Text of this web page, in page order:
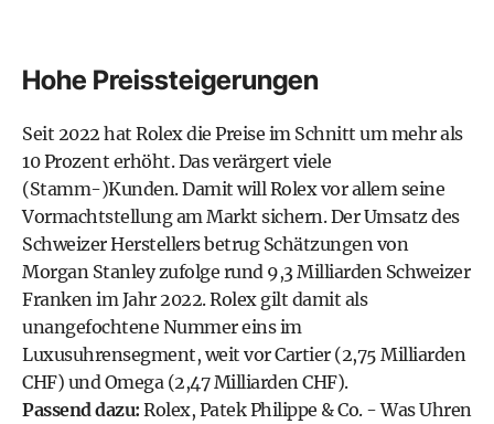
Hohe Preissteigerungen
Seit 2022 hat Rolex die Preise im Schnitt um mehr als
10 Prozent erhöht. Das verärgert viele
(Stamm-)Kunden. Damit will Rolex vor allem seine
Vormachtstellung am Markt sichern. Der Umsatz des
Schweizer Herstellers betrug Schätzungen von
Morgan Stanley zufolge rund 9,3 Milliarden Schweizer
Franken im Jahr 2022. Rolex gilt damit als
unangefochtene Nummer eins im
Luxusuhrensegment, weit vor Cartier (2,75 Milliarden
CHF) und Omega (2,47 Milliarden CHF).
Passend dazu: Rolex, Patek Philippe & Co. - Was Uhren